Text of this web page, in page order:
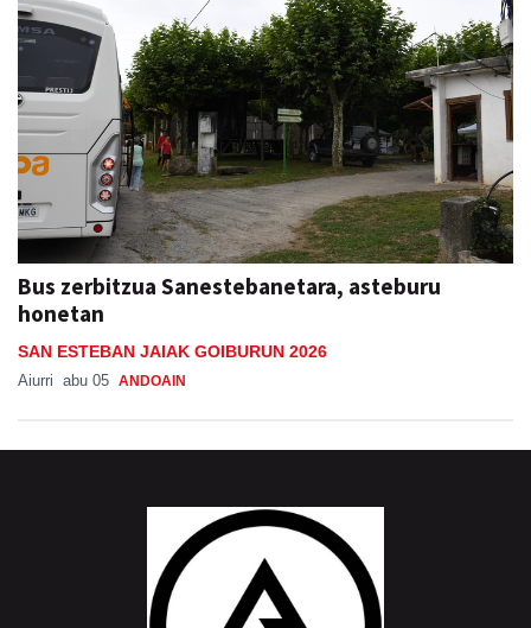
Bus zerbitzua Sanestebanetara, asteburu
honetan
SAN ESTEBAN JAIAK GOIBURUN 2026
Aiurri abu 05 ANDOAIN